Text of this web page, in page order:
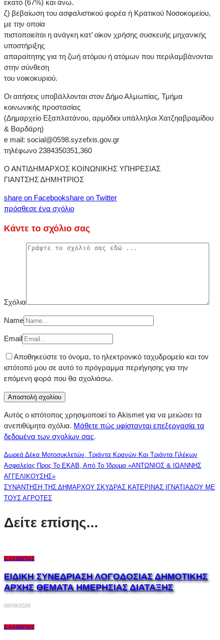
εκατό (67%) και άνω.
ζ) βεβαίωση του ασφαλιστικού φορέα ή Κρατικού Νοσοκομείου,
με την οποία
πιστοποιείται η ανάγκη κατ’ οίκον χρήσης συσκευής μηχανικής
υποστήριξης
απαραίτητης για τη ζωή ατόμου ή ατόμων που περιλαμβάνονται
στην σύνθεση
του νοικοκυριού.
Οι αιτήσεις υποβάλλονται στον Δήμο Αλμωπίας, Τμήμα
κοινωνικής προστασίας
(Δημαρχείο Εξαπλατάνου, αρμόδιοι υπάλληλοι Χατζηαβραμίδου
& Βαρδάρη)
e mail: social@0598.syzefxis.gov.gr
τηλέφωνο 2384350351,360
Ο ΑΝΤΙΔΗΜΑΡΧΟΣ ΚΟΙΝΩΝΙΚΗΣ ΥΠΗΡΕΣΙΑΣ
ΓΙΑΝΤΣΗΣ ΔΗΜΗΤΡΙΟΣ
share on Facebookshare on Twitter
πρόσθεσε ένα σχόλιο
Κάντε το σχόλιο σας
Σχόλια
Name
Email
Αποθηκεύστε το όνομα, το ηλεκτρονικό ταχυδρομείο και τον
ιστότοπό μου σε αυτό το πρόγραμμα περιήγησης για την
επόμενη φορά που θα σχολιάσω.
Αυτός ο ιστότοπος χρησιμοποιεί το Akismet για να μειώσει τα
ανεπιθύμητα σχόλια. Μάθετε πώς υφίστανται επεξεργασία τα
δεδομένα των σχολίων σας.
Δωρεά Δέκα Μοτοσυκλετών, Τριάντα Κρανών Και Τριάντα Γιλέκων
Ασφαλείας Προς Το ΕΚΑΒ, Από Το Ίδρυμα «ΑΝΤΩΝΙΟΣ & ΙΩΑΝΝΗΣ
ΑΓΓΕΛΙΚΟΥΣΗΣ»
ΣΥΝΑΝΤΗΣΗ ΤΗΣ ΔΗΜΑΡΧΟΥ ΣΚΥΔΡΑΣ ΚΑΤΕΡΙΝΑΣ ΙΓΝΑΤΙΑΔΟΥ ΜΕ
ΤΟΥΣ ΑΓΡΟΤΕΣ
Δείτε επίσης...
Δ.ΑΛΜΩΠΊΑΣ
ΕΙΔΙΚΗ ΣΥΝΕΔΡΙΑΣΗ ΛΟΓΟΔΟΣΙΑΣ ΔΗΜΟΤΙΚΗΣ
ΑΡΧΗΣ ΘΕΜΑΤΑ ΗΜΕΡΗΣΙΑΣ ΔΙΑΤΑΞΗΣ
08/08/2026
Δ.ΑΛΜΩΠΊΑΣ